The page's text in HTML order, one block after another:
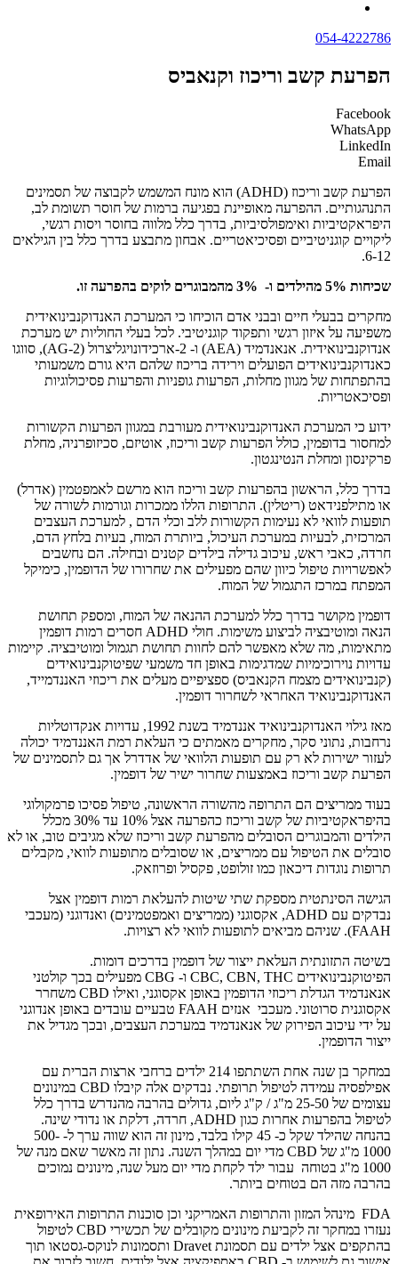
054-4222786
הפרעת קשב וריכוז וקנאביס
Facebook
WhatsApp
LinkedIn
Email
הפרעת קשב וריכוז (ADHD) הוא מונח המשמש לקבוצה של תסמינים
התנהגותיים. ההפרעה מאופיינת בפגיעה ברמות של חוסר תשומת לב,
היפראקטיביות ואימפולסיביות, בדרך כלל מלווה בחוסר ויסות רגשי,
ליקויים קוגניטיביים ופסיכיאטריים. אבחון מתבצע בדרך כלל בין הגילאים
6-12.
שכיחות 5% מהילדים ו- 3% מהמבוגרים לוקים בהפרעה זו.
מחקרים בבעלי חיים ובבני אדם הוכיחו כי המערכת האנדוקנבינואידית
משפיעה על איזון רגשי ותפקוד קוגניטיבי. לכל בעלי החוליות יש מערכת
אנדוקנבינואידית. אנאנדמיד (AEA) ו- 2-ארכידונויגליצרול (2-AG), סווגו
כאנדוקנבינואידים הפועלים וירידה בריכוז שלהם היא גורם משמעותי
בהתפתחות של מגוון מחלות, הפרעות גופניות והפרעות פסיכולוגיות
ופסיכאטריות.
ידוע כי המערכת האנדוקנבינואידית מעורבת במגוון הפרעות הקשורות
למחסור בדופמין, כולל הפרעות קשב וריכוז, אוטיזם, סכיזופרניה, מחלת
פרקינסון ומחלת הנטינגטון.
בדרך כלל, הראשון בהפרעות קשב וריכוז הוא מרשם לאמפטמין (אדרל)
או מתילפנידאט (ריטלין). התרופות הללו ממכרות וגורמות לשורה של
תופעות לוואי לא נעימות הקשורות ללב וכלי הדם , למערכת העצבים
המרכזית, לבעיות במערכת העיכול, ביותרת המוח, בעיות בלחץ הדם,
חרדה, כאבי ראש, עיכוב גדילה בילדים קטנים ובחילה. הם נחשבים
לאפשרויות טיפול כיוון שהם מפעילים את שחרורו של הדופמין, כימיקל
המפתח במרכז התגמול של המוח.
דופמין מקושר בדרך כלל למערכת ההנאה של המוח, ומספק תחושת
הנאה ומוטיבציה לביצוע משימות. חולי ADHD חסרים רמות דופמין
מתאימות, מה שלא מאפשר להם לחוות תחושת תגמול ומוטיבציה. קיימות
עדויות נוירוכימיות שמדגימות באופן חד משמעי שפיטוקנבינואידים
(קנבינואידים מצמח הקנאביס) ספציפיים מעלים את ריכוזי האננדמייד,
האנדוקנבינואיד האחראי לשחרור דופמין.
מאז גילוי האנדוקנבינואיד אננדמיד בשנת 1992, עדויות אנקדוטליות
נרחבות, נתוני סקר, מחקרים מאמתים כי העלאת רמת האננדמיד יכולה
לעזור ישירות לא רק עם תופעות הלוואי של אדדרל אך גם לתסמינים של
הפרעת קשב וריכוז באמצעות שחרור ישיר של דופמין.
בעוד ממריצים הם התרופה מהשורה הראשונה, טיפול פסיכו פרמקולוגי
בהיפראקטיביות של קשב וריכוז כהפרעה אצל 10% עד 30% מכלל
הילדים והמבוגרים הסובלים מהפרעת קשב וריכוז שלא מגיבים טוב, או לא
סובלים את הטיפול עם ממריצים, או שסובלים מתופעות לוואי, מקבלים
תרופות נוגדות דיכאון כמו זולופט, פקסיל ופרוזאק.
הגישה הסינתטית מספקת שתי שיטות להעלאת רמות דופמין אצל
נבדקים עם ADHD, אקסוגני (ממריצים ואמפטמינים) ואנדוגני (מעכבי
FAAH). שניהם מביאים לתופעות לוואי לא רצויות.
בשיטה התזונתית העלאת ייצור של דופמין בדרכים דומות.
הפיטוקנבינואידים CBC, CBN, THC ו- CBG מפעילים בכך קולטני
אנאנדמיד הגדלת ריכוזי הדופמין באופן אקסוגני, ואילו CBD משחרר
אקסוגנית סרוטוני. מעכבי אנזים FAAH טבעיים עובדים באופן אנדוגני
על ידי עיכוב הפירוק של אנאנדמיד במערכת העצבים, ובכך מגדיל את
ייצור הדופמין.
במחקר בן שנה אחת השתתפו 214 ילדים ברחבי ארצות הברית עם
אפילפסיה עמידה לטיפול תרופתי. נבדקים אלה קיבלו CBD במינונים
עצומים של 25-50 מ"ג / ק"ג ליום, גדולים בהרבה מהנדרש בדרך כלל
לטיפול בהפרעות אחרות כגון ADHD, חרדה, דלקת או נדודי שינה.
בהנחה שהילד שקל כ- 45 קילו בלבד, מינון זה הוא שווה ערך ל- 500-
1000 מ"ג של CBD מדי יום במהלך השנה. נתון זה מאשר שאם מנה של
1000 מ"ג בטוחה עבור ילד לקחת מדי יום מעל שנה, מינונים נמוכים
בהרבה מזה הם בטוחים ביותר.
FDA מינהל המזון והתרופות האמריקני וכן סוכנות התרופות האירופאית
נעזרו במחקר זה לקביעת מינונים מקובלים של תכשירי CBD לטיפול
בהתקפים אצל ילדים עם תסמונת Dravet ותסמונות לנוקס-גסטאו תוך